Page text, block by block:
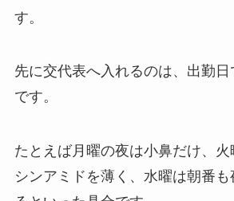
す。
先に交代表へ入れるのは、出勤日
です。
たとえば月曜の夜は小鼻だけ、
シンアミドを薄く、水曜は朝番